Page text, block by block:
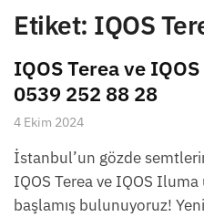
Etiket: IQOS
IQOS Terea ve
0539 252 88 28
4 Ekim 2024
İstanbul’un gözde
IQOS Terea ve IQOS Iluma
başlamış bulunuyoruz!